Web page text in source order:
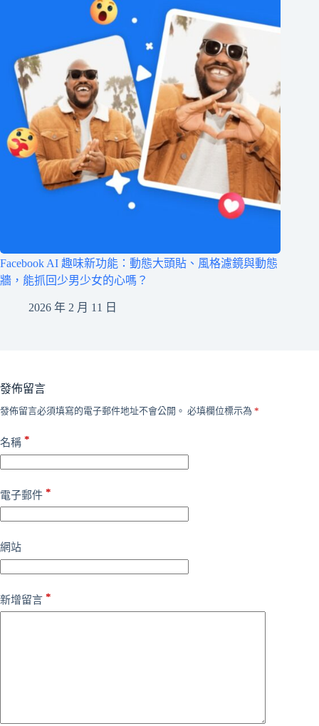
Facebook AI 趣味新功能：動態大頭貼、風格濾鏡與動態
牆，能抓回少男少女的心嗎？
2026 年 2 月 11 日
發佈留言
發佈留言必須填寫的電子郵件地址不會公開。 必填欄位標示為 *
名稱 *
電子郵件 *
網站
新增留言 *